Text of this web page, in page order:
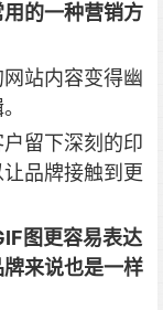
的一种营销方
站内容变得幽
留下深刻的印
品牌接触到更
图更容易表达
来说也是一样